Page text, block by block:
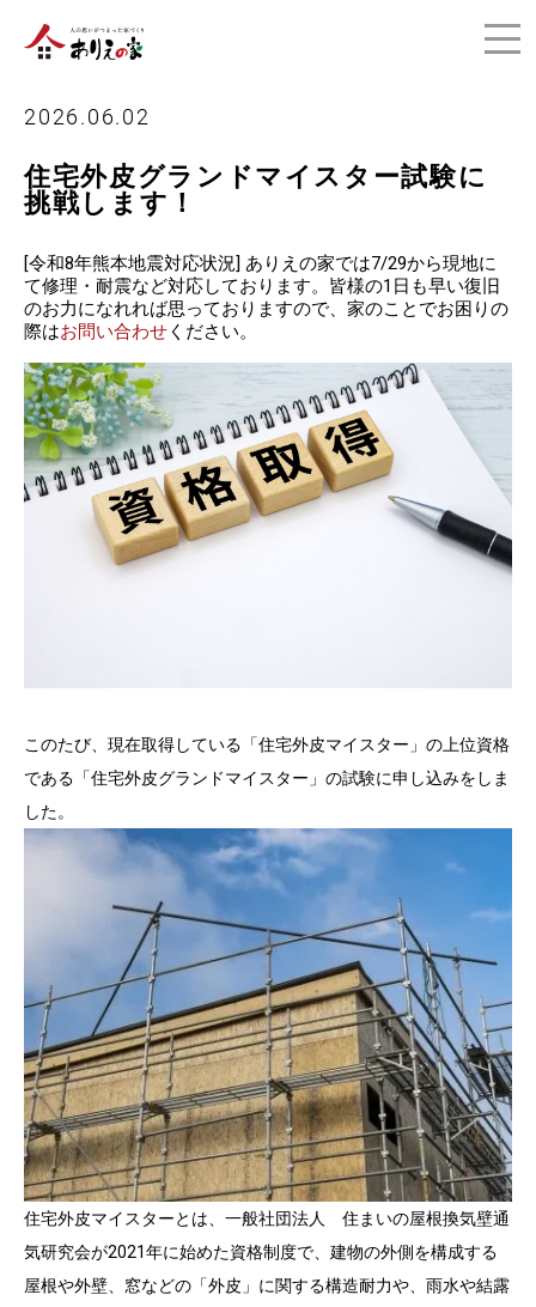
2026.06.02
住宅外皮グランドマイスター試験に
挑戦します！
[令和8年熊本地震対応状況] ありえの家では7/29から現地に
て修理・耐震など対応しております。皆様の1日も早い復旧
のお力になれれば思っておりますので、家のことでお困りの
際はお問い合わせ ください。
このたび、現在取得している「住宅外皮マイスター」の上位資格
である「住宅外皮グランドマイスター」の試験に申し込みをしま
した。
住宅外皮マイスターとは、一般社団法人 住まいの屋根換気壁通
気研究会が2021年に始めた資格制度で、建物の外側を構成する
屋根や外壁、窓などの「外皮」に関する構造耐力や、雨水や結露